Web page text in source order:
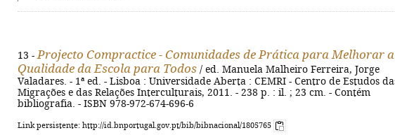
13 - Projecto Compractice - Comunidades de Prática para Melhorar a
Qualidade da Escola para Todos / ed. Manuela Malheiro Ferreira, Jorge
Valadares. - 1ª ed. - Lisboa : Universidade Aberta : CEMRI - Centro de Estudos
Migrações e das Relações Interculturais, 2011. - 238 p. : il. ; 23 cm. - Contém
bibliografia. - ISBN 978-972-674-696-6
Link persistente: http://id.bnportugal.gov.pt/bib/bibnacional/1805765